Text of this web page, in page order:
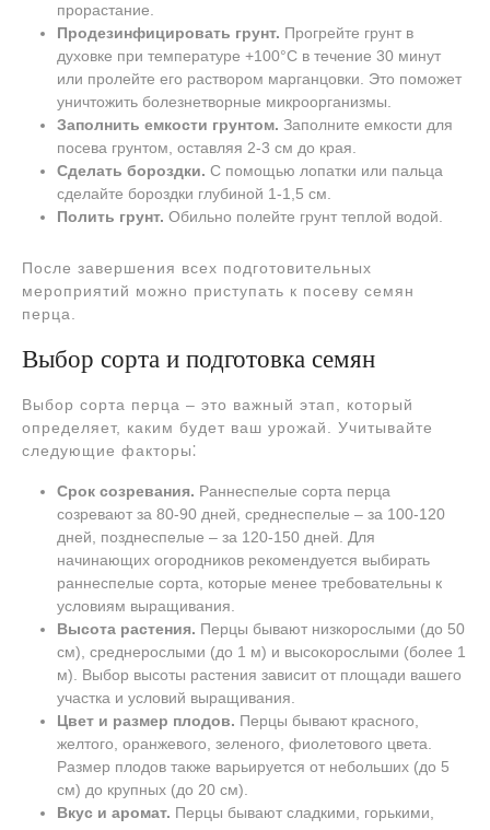
прорастание.
Продезинфицировать грунт. Прогрейте грунт в
духовке при температуре +100°С в течение 30 минут
или пролейте его раствором марганцовки. Это поможет
уничтожить болезнетворные микроорганизмы.
Заполнить емкости грунтом. Заполните емкости для
посева грунтом, оставляя 2-3 см до края.
Сделать бороздки. С помощью лопатки или пальца
сделайте бороздки глубиной 1-1,5 см.
Полить грунт. Обильно полейте грунт теплой водой.
После завершения всех подготовительных
мероприятий можно приступать к посеву семян
перца.
Выбор сорта и подготовка семян
Выбор сорта перца – это важный этап, который
определяет, каким будет ваш урожай. Учитывайте
следующие факторы⁚
Срок созревания. Раннеспелые сорта перца
созревают за 80-90 дней, среднеспелые – за 100-120
дней, позднеспелые – за 120-150 дней. Для
начинающих огородников рекомендуется выбирать
раннеспелые сорта, которые менее требовательны к
условиям выращивания.
Высота растения. Перцы бывают низкорослыми (до 50
см), среднерослыми (до 1 м) и высокорослыми (более 1
м). Выбор высоты растения зависит от площади вашего
участка и условий выращивания.
Цвет и размер плодов. Перцы бывают красного,
желтого, оранжевого, зеленого, фиолетового цвета.
Размер плодов также варьируется от небольших (до 5
см) до крупных (до 20 см).
Вкус и аромат. Перцы бывают сладкими, горькими,